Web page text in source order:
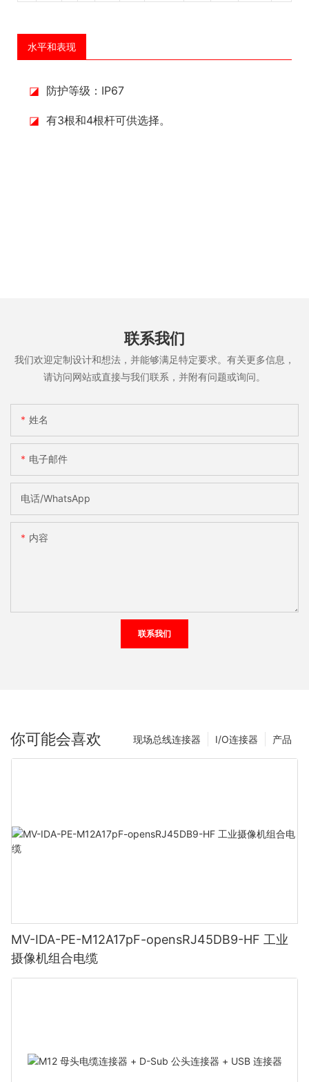
水平和表现
◪ 防护等级：IP67
◪ 有3根和4根杆可供选择。
联系我们
我们欢迎定制设计和想法，并能够满足特定要求。有关更多信息，
请访问网站或直接与我们联系，并附有问题或询问。
姓名
电子邮件
电话/WhatsApp
内容
联系我们
你可能会喜欢 产品
I/O连接器
现场总线连接器
MV-IDA-PE-M12A17pF-opensRJ45DB9-HF 工业
摄像机组合电缆